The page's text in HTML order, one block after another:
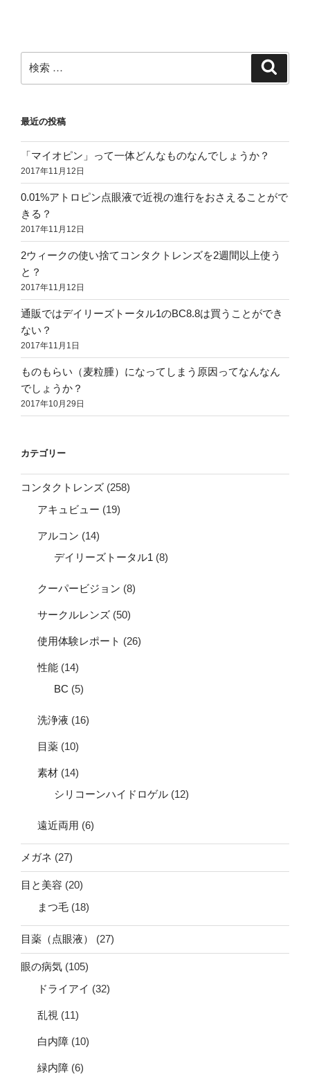
検
索:
最近の投稿
「マイオピン」って一体どんなものなんでしょうか？
2017年11月12日
0.01%アトロピン点眼液で近視の進行をおさえることがで
きる？
2017年11月12日
2ウィークの使い捨てコンタクトレンズを2週間以上使う
と？
2017年11月12日
通販ではデイリーズトータル1のBC8.8は買うことができ
ない？
2017年11月1日
ものもらい（麦粒腫）になってしまう原因ってなんなん
でしょうか？
2017年10月29日
カテゴリー
コンタクトレンズ (258)
アキュビュー (19)
アルコン (14)
デイリーズトータル1 (8)
クーパービジョン (8)
サークルレンズ (50)
使用体験レポート (26)
性能 (14)
BC (5)
洗浄液 (16)
目薬 (10)
素材 (14)
シリコーンハイドロゲル (12)
遠近両用 (6)
メガネ (27)
目と美容 (20)
まつ毛 (18)
目薬（点眼液） (27)
眼の病気 (105)
ドライアイ (32)
乱視 (11)
白内障 (10)
緑内障 (6)